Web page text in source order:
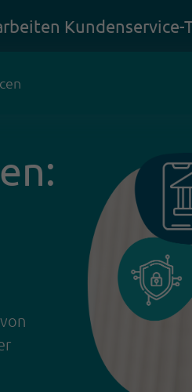
Kundenservice-